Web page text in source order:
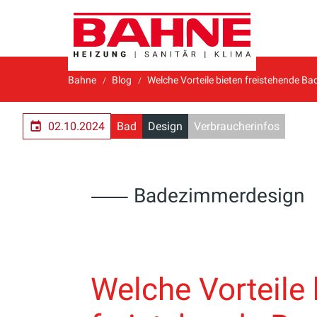
Bahne Blog Welche Vorteile bieten freistehende
02.10.2024 Bad Design Verbraucherinfos
⸺ Badezimmerdesign
Welche Vorteile